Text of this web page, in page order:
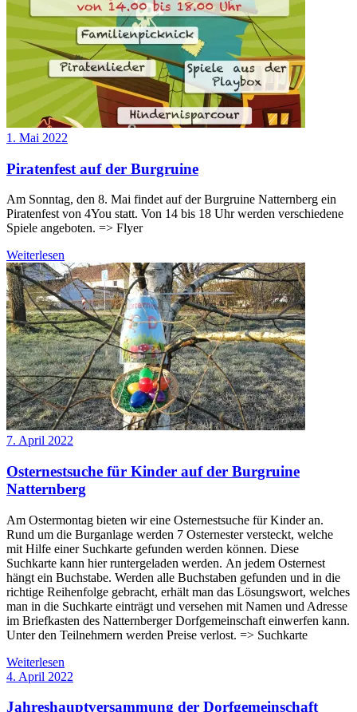
1. Mai 2022
Piratenfest auf der Burgruine
Am Sonntag, den 8. Mai findet auf der Burgruine Natternberg ein
Piratenfest von 4You statt. Von 14 bis 18 Uhr werden verschiedene
Spiele angeboten. => Flyer
Weiterlesen
7. April 2022
Osternestsuche für Kinder auf der Burgruine
Natternberg
Am Ostermontag bieten wir eine Osternestsuche für Kinder an.
Rund um die Burganlage werden 7 Osternester versteckt, welche
mit Hilfe einer Suchkarte gefunden werden können. Diese
Suchkarte kann hier runtergeladen werden. An jedem Osternest
hängt ein Buchstabe. Werden alle Buchstaben gefunden und in die
richtige Reihenfolge gebracht, erhält man das Lösungswort, welches
man in die Suchkarte einträgt und versehen mit Namen und Adresse
im Briefkasten des Natternberger Dorfgemeinschaft einwerfen kann.
Unter den Teilnehmern werden Preise verlost. => Suchkarte
Weiterlesen
4. April 2022
Jahreshauptversammung der Dorfgemeinschaft